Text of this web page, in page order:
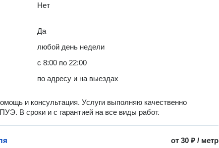
Нет
Да
любой день недели
с 8:00 по 22:00
по адресу и на выездах
и консультация. Услуги выполняю качественно
В сроки и с гарантией на все виды работ.
от30 ₽ / метр